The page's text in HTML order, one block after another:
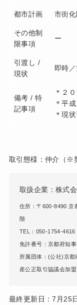
都市計画 市街
その他制
限事項
ー
引渡し /
現状
即時
備考 / 特
記事項
＊２
＊平
＊現
取引態様：仲介（※
取扱企業：株式
住所：〒600-8490 京
階
TEL：050-1754-4616
免許番号：京都府知
所属団体：(公社)京
産公正取引協議会加盟
最終更新日：7月25